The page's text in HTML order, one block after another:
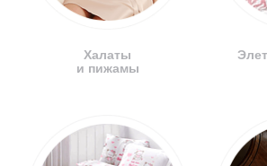
Халаты
и пижамы